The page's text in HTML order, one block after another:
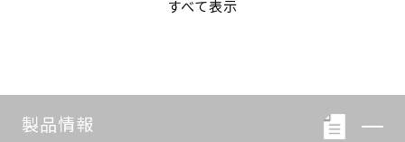
すべて表示
製品情報